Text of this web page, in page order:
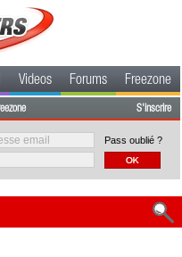
Videos Forums Freezone
S'inscrire
Pass oublié ?